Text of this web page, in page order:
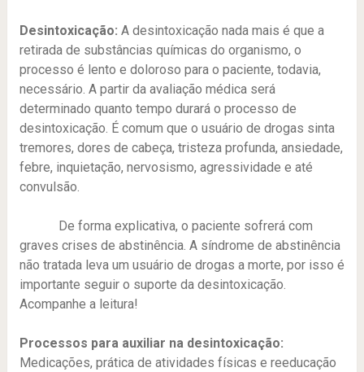
Desintoxicação: A desintoxicação nada mais é que a
retirada de substâncias químicas do organismo, o
processo é lento e doloroso para o paciente, todavia,
necessário. A partir da avaliação médica será
determinado quanto tempo durará o processo de
desintoxicação. É comum que o usuário de drogas sinta
tremores, dores de cabeça, tristeza profunda, ansiedade,
febre, inquietação, nervosismo, agressividade e até
convulsão.
De forma explicativa, o paciente sofrerá com
graves crises de abstinência. A síndrome de abstinência
não tratada leva um usuário de drogas a morte, por isso é
importante seguir o suporte da desintoxicação.
Acompanhe a leitura!
Processos para auxiliar na desintoxicação:
Medicações, prática de atividades físicas e reeducação